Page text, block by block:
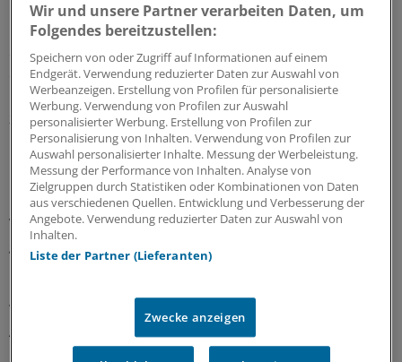
Er forderte die Selbsthilfeorganisationen auf, "auch
einmal Nein zu sagen". Die Selbsthilfe könne
entscheiden, welchen Aufgaben sie sich stelle, wofür sie
Ressourcen einsetze und mit wem sie
zusammenarbeite.
Mehr Aufgaben, dann auch mehr
Ressourcen
Vom Versorgungsstrukturgesetz hätte er sich
gewünscht, dass die Selbsthilfe als Partner für die
Integrierte Versorgung akzeptiert worden wäre.
Wenn das Gesundheitssystem der Selbsthilfe neue
Aufgaben übertrage, dann müssten auch ihre
Ressourcen gestärkt werden, forderte Danner. Bei den
Wir und unsere Partner verarbeiten Daten, um
Folgendes bereitzustellen:
Speichern von oder Zugriff auf Informationen auf einem
Endgerät. Verwendung reduzierter Daten zur Auswahl von
Werbeanzeigen. Erstellung von Profilen für personalisierte
Werbung. Verwendung von Profilen zur Auswahl
personalisierter Werbung. Erstellung von Profilen zur
Personalisierung von Inhalten. Verwendung von Profilen zur
Auswahl personalisierter Inhalte. Messung der Werbeleistung.
Messung der Performance von Inhalten. Analyse von
Zielgruppen durch Statistiken oder Kombinationen von Daten
aus verschiedenen Quellen. Entwicklung und Verbesserung der
Angebote. Verwendung reduzierter Daten zur Auswahl von
Inhalten.
Liste der Partner (Lieferanten)
Zwecke anzeigen